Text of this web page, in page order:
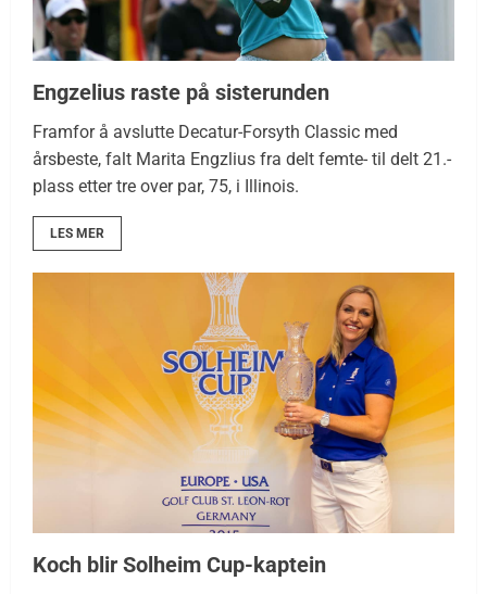
Engzelius raste på sisterunden
Framfor å avslutte Decatur-Forsyth Classic med
årsbeste, falt Marita Engzlius fra delt femte- til delt 21.-
plass etter tre over par, 75, i Illinois.
LES MER
Koch blir Solheim Cup-kaptein